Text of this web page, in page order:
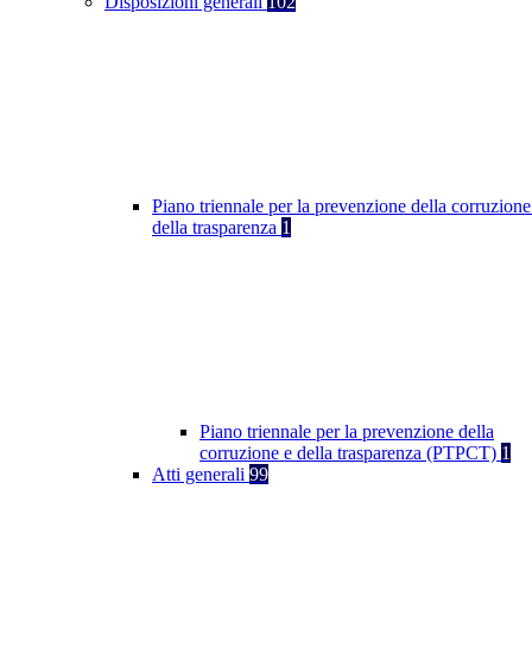
Piano triennale per la prevenzione della
della trasparenza 1
Piano triennale per la prevenzione della
corruzione e della trasparenza (PTPCT) 1
Atti generali 99